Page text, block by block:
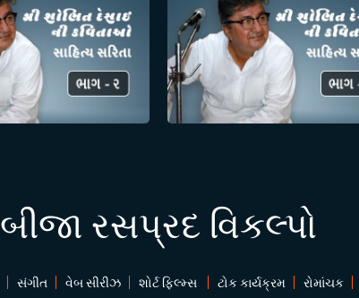
બીજા રસપ્રદ વિકલ્પો
સંગીત વેબ સીરીઝ શોર્ટ ફિલ્મ્સ ટોક કાર્યક્રમ
રોમાંચક